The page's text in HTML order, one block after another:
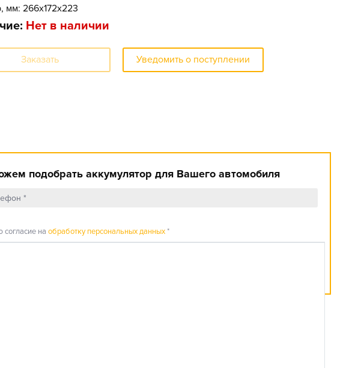
мм: 266x172x223
Нет в наличии
Заказать Уведомить о поступлении
подобрать аккумулятор для Вашего автомобиля
согласие на обработку персональных данных*